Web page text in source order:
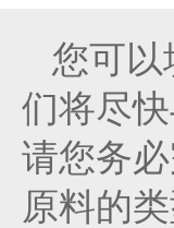
您可
们将尽快
请您务
原料的